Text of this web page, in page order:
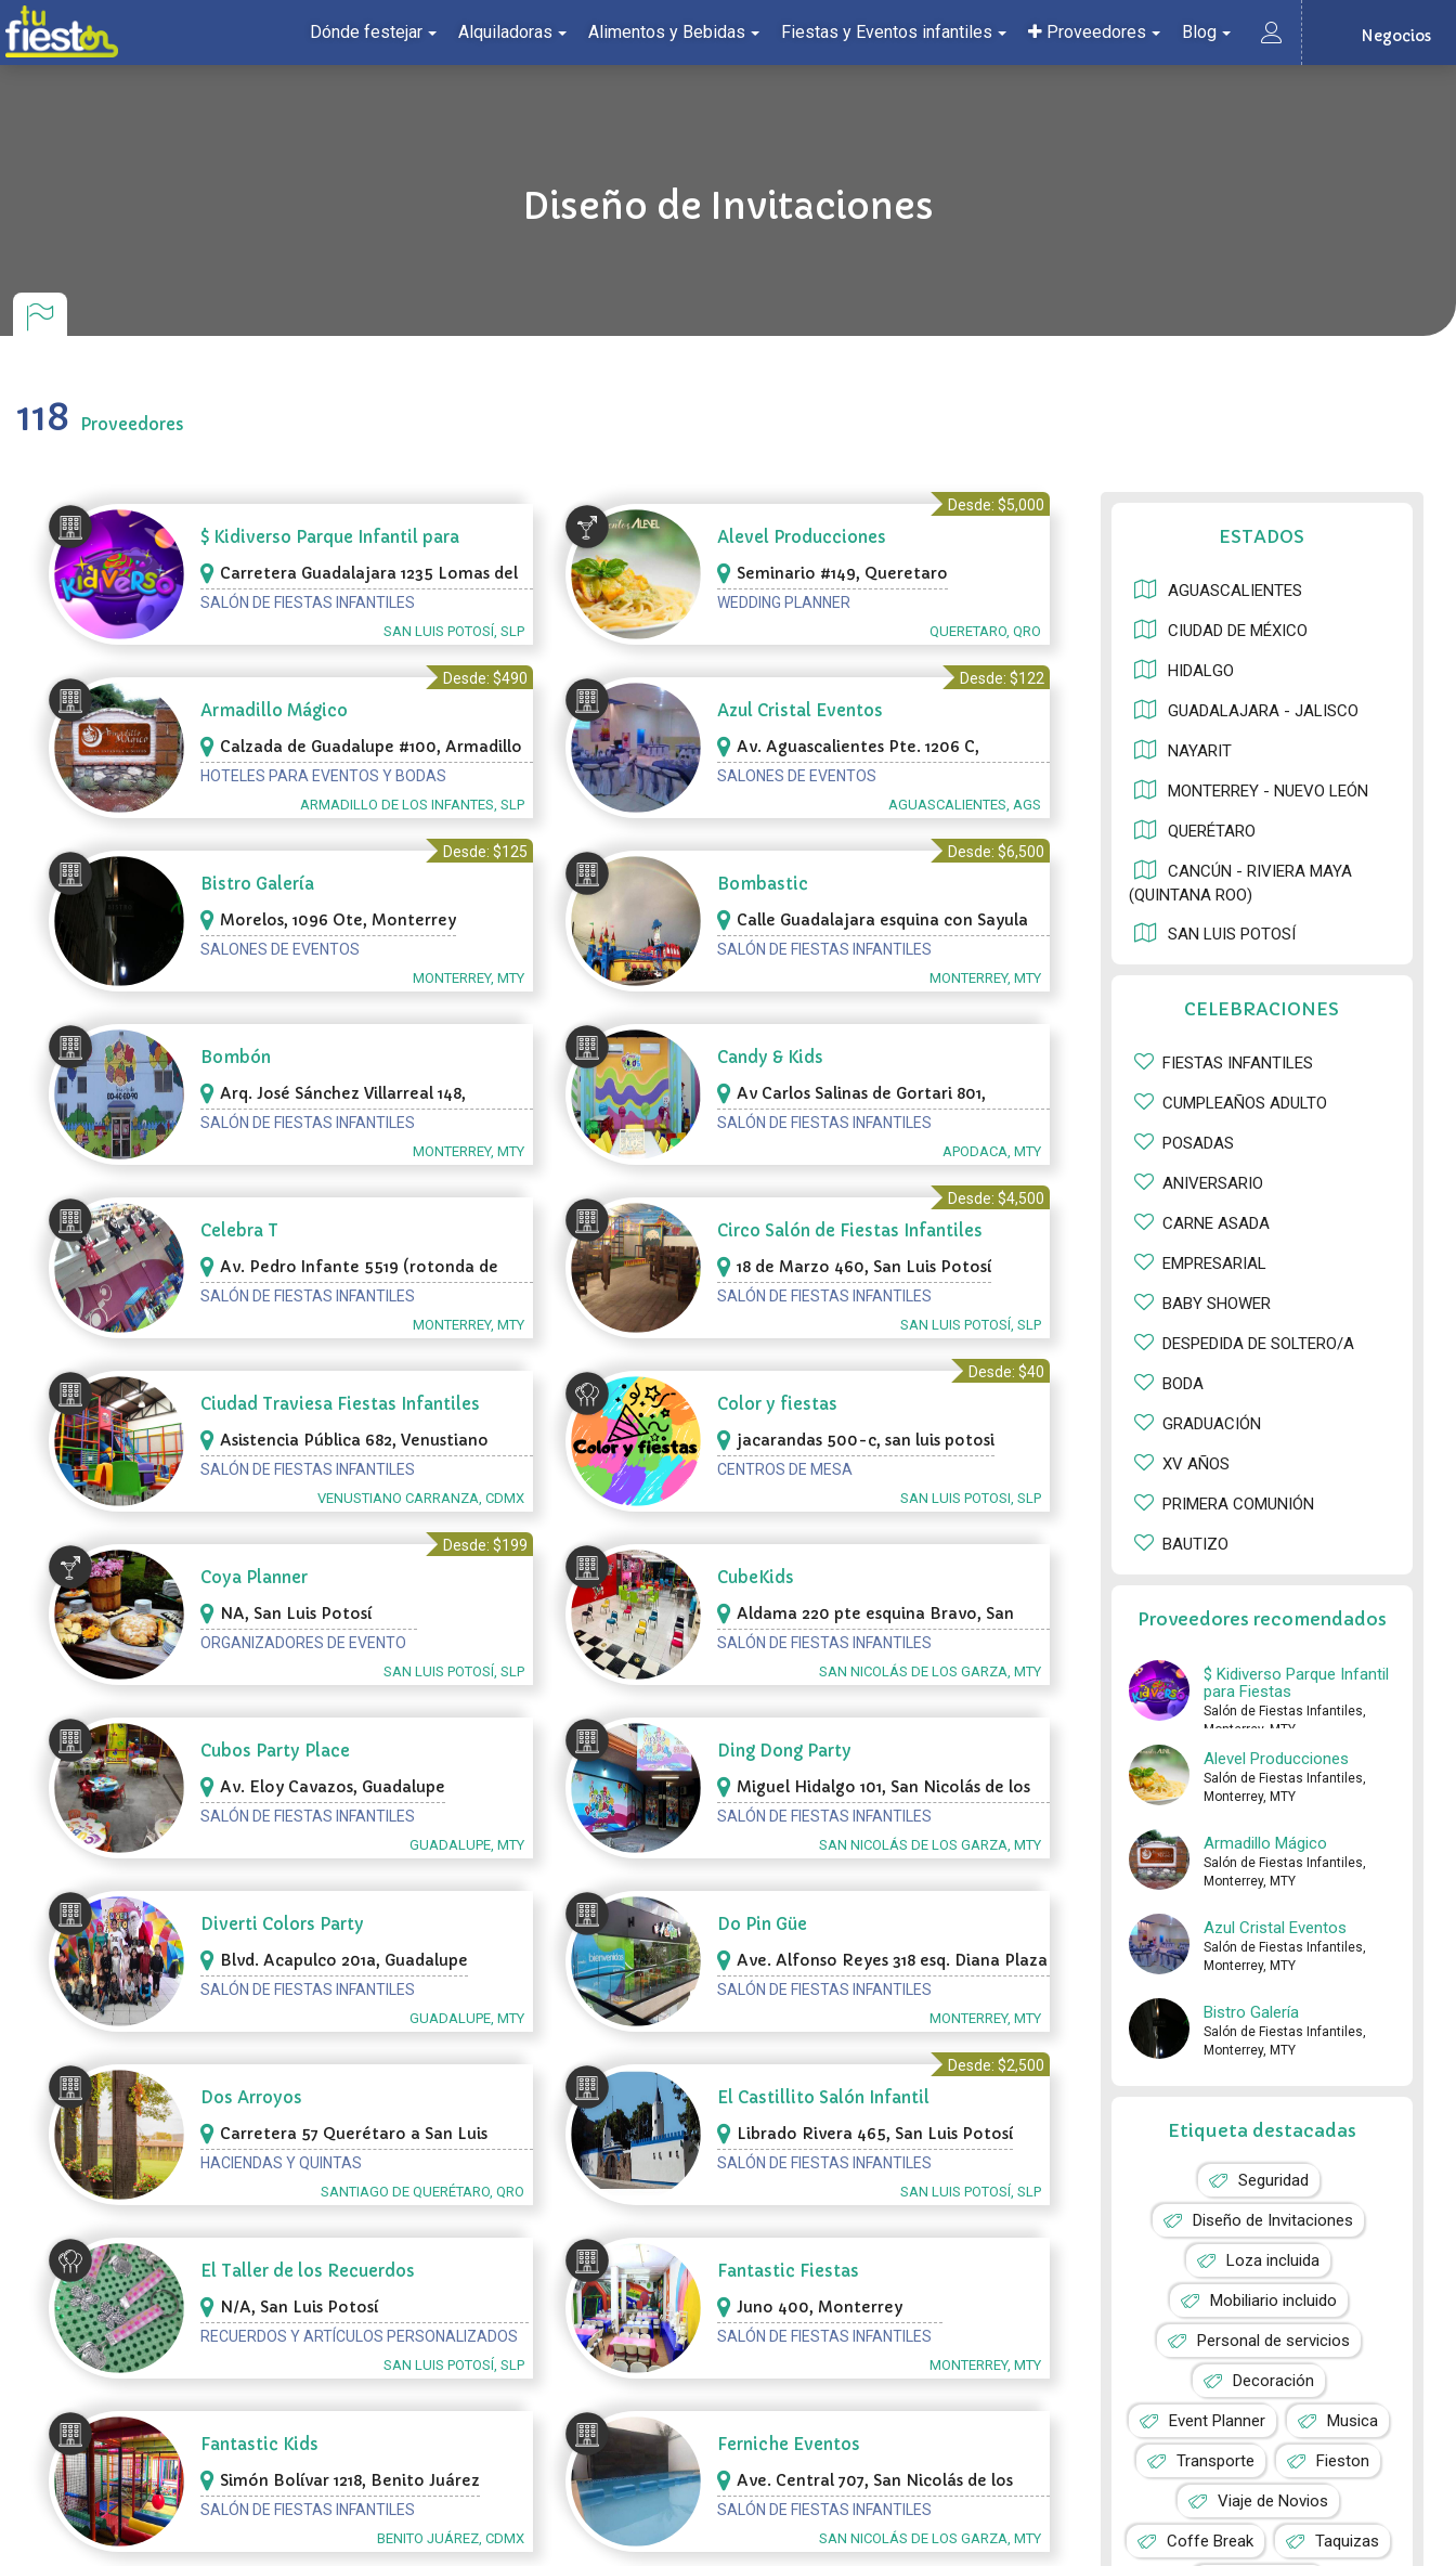
Negocios
Dónde festejar Alquiladoras Alimentos y Bebidas Fiestas y Eventos infantiles Proveedores Blog
Diseño de Invitaciones
118 Proveedores
$ Kidiverso Parque Infantil para
Fiestas
Carretera Guadalajara 1235 Lomas del
Tecnológico, San Luis Potosí
SALÓN DE FIESTAS INFANTILES
SAN LUIS POTOSÍ, SLP
Alevel Producciones
Desde: $5,000
Seminario #149, Queretaro
WEDDING PLANNER
QUERETARO, QRO
Armadillo Mágico
Desde: $490
Calzada de Guadalupe #100, Armadillo
de los Infantes
HOTELES PARA EVENTOS Y BODAS
ARMADILLO DE LOS INFANTES, SLP
Azul Cristal Eventos
Desde: $122
Av. Aguascalientes Pte. 1206 C,
Aguascalientes
SALONES DE EVENTOS
AGUASCALIENTES, AGS
Bistro Galería
Desde: $125
Morelos, 1096 Ote, Monterrey
SALONES DE EVENTOS
MONTERREY, MTY
Bombastic
Desde: $6,500
Calle Guadalajara esquina con Sayula
1011, Monterrey
SALÓN DE FIESTAS INFANTILES
MONTERREY, MTY
Bombón
Arq. José Sánchez Villarreal 148,
Monterrey
SALÓN DE FIESTAS INFANTILES
MONTERREY, MTY
Candy & Kids
Av Carlos Salinas de Gortari 801,
Apodaca
SALÓN DE FIESTAS INFANTILES
APODACA, MTY
Celebra T
Av. Pedro Infante 5519 (rotonda de
Lowes Cumbres hacia el Nte.),
SALÓN DE FIESTAS INFANTILES
MONTERREY, MTY
Circo Salón de Fiestas Infantiles
Desde: $4,500
18 de Marzo 460, San Luis Potosí
SALÓN DE FIESTAS INFANTILES
SAN LUIS POTOSÍ, SLP
Ciudad Traviesa Fiestas Infantiles
Asistencia Pública 682, Venustiano
Carranza
SALÓN DE FIESTAS INFANTILES
VENUSTIANO CARRANZA, CDMX
Color y fiestas
Desde: $40
jacarandas 500-c, san luis potosi
CENTROS DE MESA
SAN LUIS POTOSI, SLP
Coya Planner
Desde: $199
NA, San Luis Potosí
ORGANIZADORES DE EVENTO
SAN LUIS POTOSÍ, SLP
CubeKids
Aldama 220 pte esquina Bravo, San
Nicolás de los Garza
SALÓN DE FIESTAS INFANTILES
SAN NICOLÁS DE LOS GARZA, MTY
Cubos Party Place
Av. Eloy Cavazos, Guadalupe
SALÓN DE FIESTAS INFANTILES
GUADALUPE, MTY
Ding Dong Party
Miguel Hidalgo 101, San Nicolás de los
Garza
SALÓN DE FIESTAS INFANTILES
SAN NICOLÁS DE LOS GARZA, MTY
Diverti Colors Party
Blvd. Acapulco 201a, Guadalupe
SALÓN DE FIESTAS INFANTILES
GUADALUPE, MTY
Do Pin Güe
Ave. Alfonso Reyes 318 esq. Diana Plaza
California, Monterrey
SALÓN DE FIESTAS INFANTILES
MONTERREY, MTY
Dos Arroyos
Carretera 57 Querétaro a San Luis
Potosí, KM 22.5, Santiago de Querétaro
HACIENDAS Y QUINTAS
SANTIAGO DE QUERÉTARO, QRO
El Castillito Salón Infantil
Desde: $2,500
Librado Rivera 465, San Luis Potosí
SALÓN DE FIESTAS INFANTILES
SAN LUIS POTOSÍ, SLP
El Taller de los Recuerdos
N/A, San Luis Potosí
RECUERDOS Y ARTÍCULOS PERSONALIZADOS
SAN LUIS POTOSÍ, SLP
Fantastic Fiestas
Juno 400, Monterrey
SALÓN DE FIESTAS INFANTILES
MONTERREY, MTY
Fantastic Kids
Simón Bolívar 1218, Benito Juárez
SALÓN DE FIESTAS INFANTILES
BENITO JUÁREZ, CDMX
Ferniche Eventos
Ave. Central 707, San Nicolás de los
Garza
SALÓN DE FIESTAS INFANTILES
SAN NICOLÁS DE LOS GARZA, MTY
ESTADOS
AGUASCALIENTES
CIUDAD DE MÉXICO
HIDALGO
GUADALAJARA - JALISCO
NAYARIT
MONTERREY - NUEVO LEÓN
QUERÉTARO
CANCÚN - RIVIERA MAYA
(QUINTANA ROO)
SAN LUIS POTOSÍ
CELEBRACIONES
FIESTAS INFANTILES
CUMPLEAÑOS ADULTO
POSADAS
ANIVERSARIO
CARNE ASADA
EMPRESARIAL
BABY SHOWER
DESPEDIDA DE SOLTERO/A
BODA
GRADUACIÓN
XV AÑOS
PRIMERA COMUNIÓN
BAUTIZO
Proveedores recomendados
$ Kidiverso Parque Infantil
para Fiestas
Salón de Fiestas Infantiles,
Monterrey, MTY
Alevel Producciones
Salón de Fiestas Infantiles,
Monterrey, MTY
Armadillo Mágico
Salón de Fiestas Infantiles,
Monterrey, MTY
Azul Cristal Eventos
Salón de Fiestas Infantiles,
Monterrey, MTY
Bistro Galería
Salón de Fiestas Infantiles,
Monterrey, MTY
Etiqueta destacadas
Seguridad
Diseño de Invitaciones
Loza incluida
Mobiliario incluido
Personal de servicios
Decoración
Event Planner Musica
Transporte Fieston
Viaje de Novios
Coffe Break Taquizas